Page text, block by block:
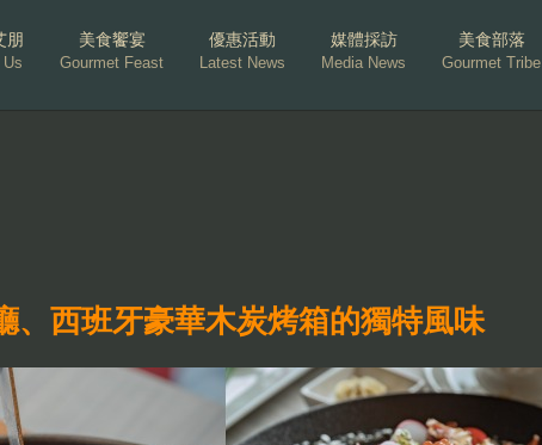
朋 美食饗宴
Gourmet Feast
優惠活動
Latest News
媒體採訪
Media News
美食部落
Gourmet Tribe
、西班牙豪華木炭烤箱的獨特風味